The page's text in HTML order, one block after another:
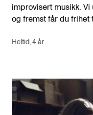
improvisert musikk.
og fremst får du frihet
Heltid, 4 år